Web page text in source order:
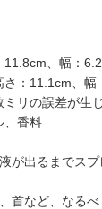
、幅：
：11.1cm、幅
リの誤差が生
、香料
が出るまでス
首など、なる